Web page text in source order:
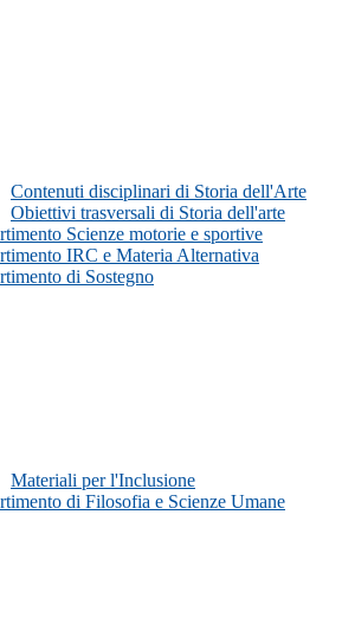
Contenuti disciplinari di Storia dell'Arte
Obiettivi trasversali di Storia dell'arte
Scienze motorie e sportive
IRC e Materia Alternativa
di Sostegno
Materiali per l'Inclusione
di Filosofia e Scienze Umane